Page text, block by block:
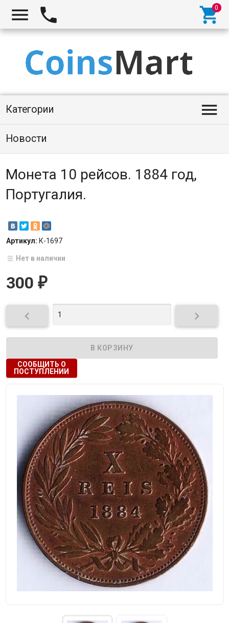
  
Категории 
Новости
Монета 10 рейсов. 1884 год,
Португалия.
Артикул: К-1697
Нет в наличии
300 ₽
 
СООБЩИТЬ О
ПОСТУПЛЕНИИ